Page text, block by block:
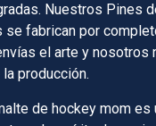
Nuestros Pines
se fabrican por
el arte y nosotros
producción.
de hockey mom es